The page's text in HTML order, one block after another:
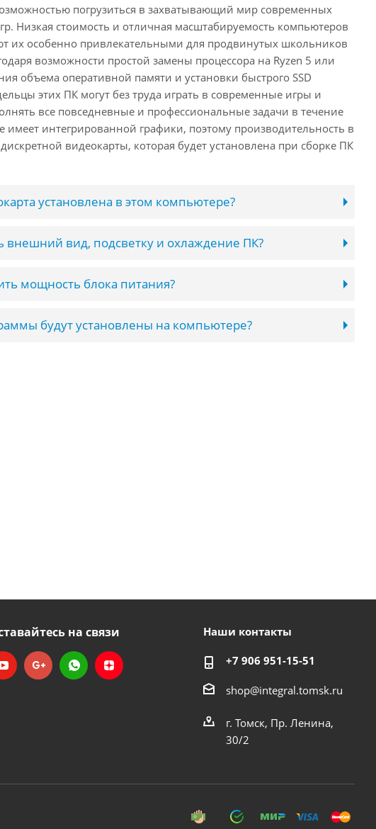
погрузиться в захватывающий мир современных
Низкая стоимость и отличная масштабируемость компьютеров
их особенно привлекательными для продвинутых школьников
возможности простой замены процессора на Ryzen 5 или
объема оперативной памяти и установки быстрого SSD
этих ПК могут без труда играть в современные игры и
все повседневные и профессиональные задачи в течение
имеет интегрированной графики, поэтому производительность в
дискретной видеокарты, которая будет установлена при сборке ПК
установлена в этом компьютере?
внешний вид, подсветку и охлаждение ПК?
мощность блока питания?
будут установлены на компьютере?
на связи Наши контакты
+7 906 951-15-51
shop@integral.tomsk.ru
г. Томск, Пр. Ленина,
30/2